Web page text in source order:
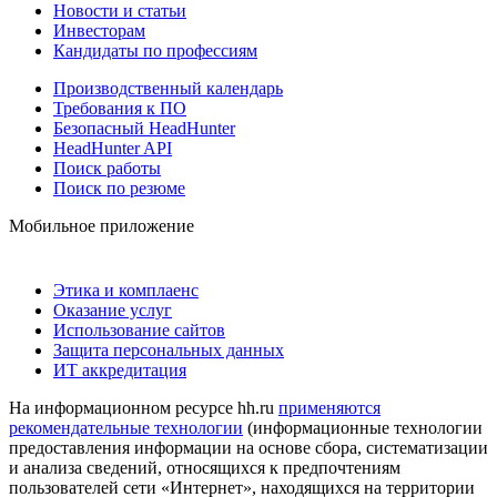
Новости и статьи
Инвесторам
Кандидаты по профессиям
Производственный календарь
Требования к ПО
Безопасный HeadHunter
HeadHunter API
Поиск работы
Поиск по резюме
Мобильное приложение
Этика и комплаенс
Оказание услуг
Использование сайтов
Защита персональных данных
ИТ аккредитация
На информационном ресурсе hh.ru применяются
рекомендательные технологии (информационные технологии
предоставления информации на основе сбора, систематизации
и анализа сведений, относящихся к предпочтениям
пользователей сети «Интернет», находящихся на территории